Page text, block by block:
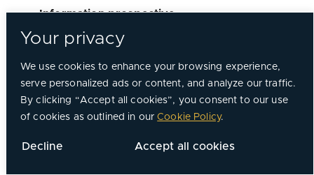
Your privacy
We use cookies to enhance your browsing experience,
serve personalized ads or content, and analyze our traffic.
By clicking “Accept all cookies”, you consent to our use
of cookies as outlined in ourCookie Policy.
Decline Accept all cookies
Information prospective
Le présent communiqué doit être lu
parallèlement aux états financiers
consolidés condensés intermédiaires non
audités de Chorus pour les périodes de
trois mois et de neuf mois closes le
gestion daté du 8 novembre 2016; ces